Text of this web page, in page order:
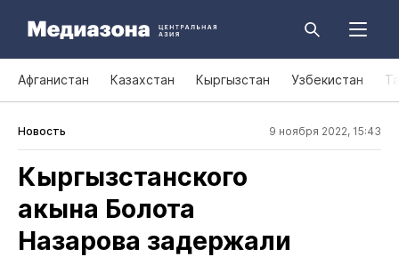
Афганистан Казахстан Кыргызстан Узбекистан
Новость 9 ноября 2022, 15:43
Кыргызстанского
акына Болота
Назарова задержали